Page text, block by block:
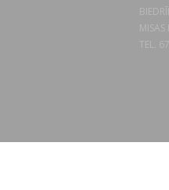
TEL.